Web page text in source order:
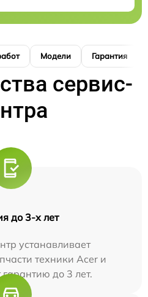
Модели Гарантия
сервис-
до 3-х лет
устанавливает
техники Acer и
гарантию до 3 лет.